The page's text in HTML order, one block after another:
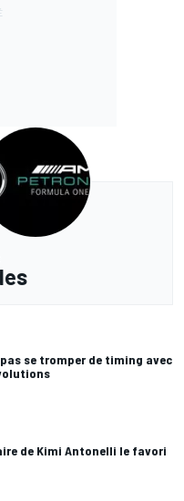
se tromper de timing avec
de Kimi Antonelli le favori